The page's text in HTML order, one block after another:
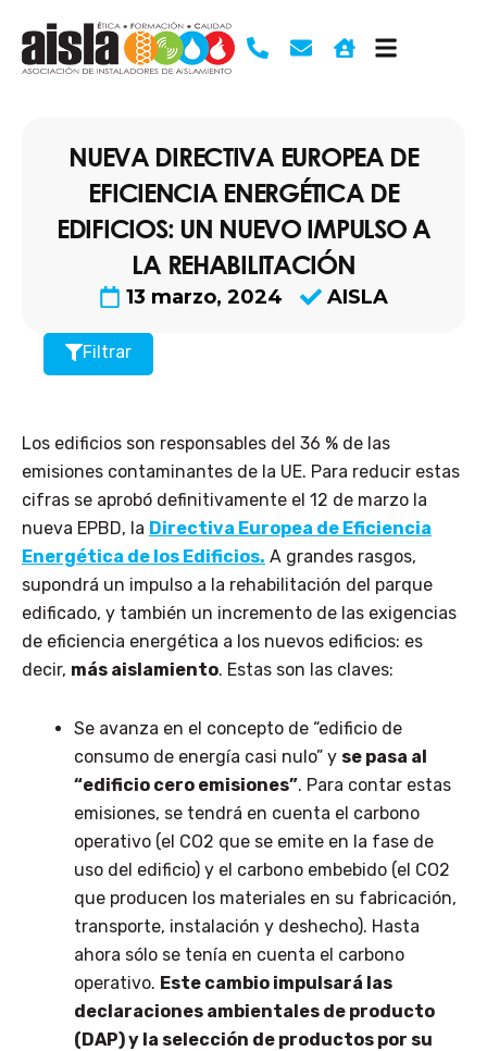
contenido
NUEVA DIRECTIVA EUROPEA DE
EFICIENCIA ENERGÉTICA DE
EDIFICIOS: UN NUEVO IMPULSO A
LA REHABILITACIÓN
13 marzo, 2024 AISLA
Filtrar
Los edificios son responsables del 36 % de las
emisiones contaminantes de la UE. Para reducir estas
cifras se aprobó definitivamente el 12 de marzo la
nueva EPBD, la Directiva Europea de Eficiencia
Energética de los Edificios. A grandes rasgos,
supondrá un impulso a la rehabilitación del parque
edificado, y también un incremento de las exigencias
de eficiencia energética a los nuevos edificios: es
decir, más aislamiento. Estas son las claves:
Se avanza en el concepto de “edificio de
consumo de energía casi nulo” y se pasa al
“edificio cero emisiones”. Para contar estas
emisiones, se tendrá en cuenta el carbono
operativo (el CO2 que se emite en la fase de
uso del edificio) y el carbono embebido (el CO2
que producen los materiales en su fabricación,
transporte, instalación y deshecho). Hasta
ahora sólo se tenía en cuenta el carbono
operativo. Este cambio impulsará las
declaraciones ambientales de producto
(DAP) y la selección de productos por su